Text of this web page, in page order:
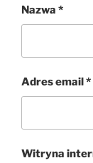
Nazwa *
Adres email *
Witryna